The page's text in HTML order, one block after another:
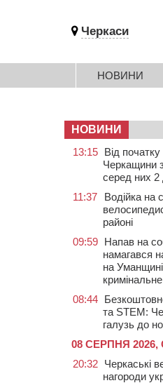
Черкаси
НОВИНИ
НОВИНИ
13:15 Від
Черкащини
серед них 2
11:37
Водійка на
районі
09:59 Напав на
намагався
на Уманщині
08:44
та STEM:
галузь до
08 СЕРПНЯ
20:32 Черкаські
нагороди